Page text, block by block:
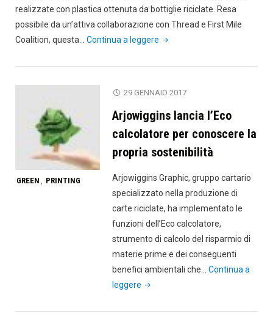
realizzate con plastica ottenuta da bottiglie riciclate. Resa
possibile da un’attiva collaborazione con Thread e First Mile
Coalition, questa… Continua a leggere "HP
nuove
plastica
riciclata"
GREEN , PRINTING
29 GENNAIO 2017
Arjowiggins lancia l’Eco
calcolatore per conoscere la
propria sostenibilità
Arjowiggins Graphic, gruppo cartario
specializzato nella produzione di
carte riciclate, ha implementato le
funzioni dell’Eco calcolatore,
strumento di calcolo del risparmio di
materie prime e dei conseguenti
benefici ambientali che…Continua a
leggere "Arjowiggins
l’Eco